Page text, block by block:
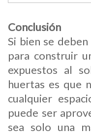
Conclusión
Si bien se
para construir
expuestos al
huertas es que
cualquier
puede ser
sea solo una